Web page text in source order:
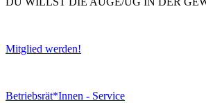
Mitglied werden!
Betriebsrät*Innen - Service